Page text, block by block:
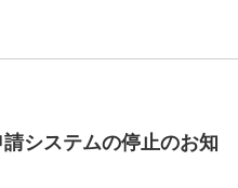
システムの停止のお知